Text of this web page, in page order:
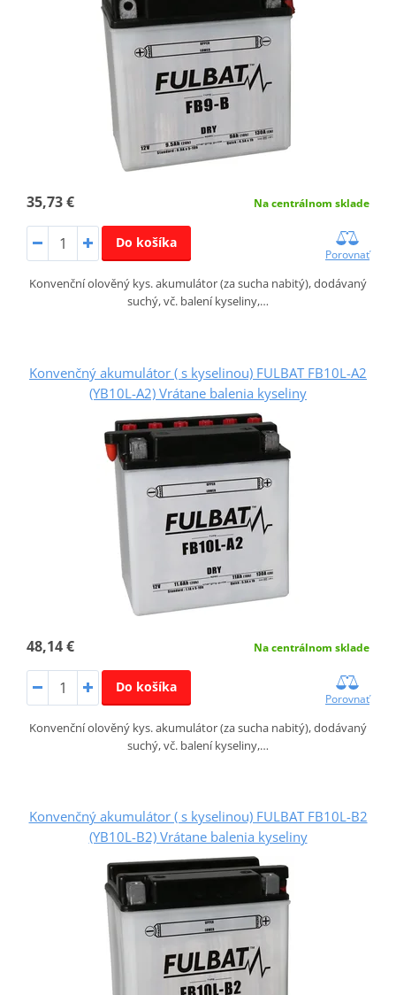
35,73 € Na centrálnom sklade
Do košíka
Porovnať
Konvenční olověný kys. akumulátor (za sucha nabitý), dodávaný
suchý, vč. balení kyseliny,…
Konvenčný akumulátor ( s kyselinou) FULBAT FB10L-A2
(YB10L-A2) Vrátane balenia kyseliny
48,14 € Na centrálnom sklade
Do košíka
Porovnať
Konvenční olověný kys. akumulátor (za sucha nabitý), dodávaný
suchý, vč. balení kyseliny,…
Konvenčný akumulátor ( s kyselinou) FULBAT FB10L-B2
(YB10L-B2) Vrátane balenia kyseliny